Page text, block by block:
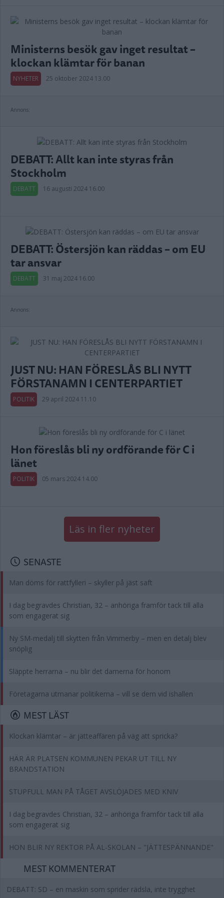
Ministerns besök gav inget resultat –
klockan klämtar för banan
NYHETER 25 oktober 2024 13.00
Annons:
DEBATT: Allt kan inte styras från
Stockholm
DEBATT 16 augusti 2024 16.00
DEBATT: Östersjön kan räddas – om EU
tar ansvar
DEBATT 31 maj 2024 16.00
Annons:
JUST NU: HAN FÖRESLÅS BLI NYTT
FÖRSTANAMN I CENTERPARTIET
POLITIK 29 april 2024 11.10
Hon föreslås bli ny ordförande för C i
länet
POLITIK 05 mars 2024 14.00
Läs in fler nyheter
SENASTE
Man döms för rattfylleri – skyller på jäst saft
I dag begravdes Christian, 32 – anhöriga framför tack till alla
som engagerat sig
Ny SM-medalj till skytten från Vimmerby – men en detalj blev
snöplig
Släppte herrarna – nu blir det damerna för honom
Företagarna utmanar politikerna – vill se dem vid ishallen
MEST LÄST
Klockan klämtar – är jätteaffären på väg att spricka?
HÄR ÄR PLATSEN KOMMUNEN PEKAR UT TILL NY
BRANDSTATION
STUPFULL MAN PÅ TÅGET AVSLÖJADES MED KNIV
I dag begravdes Christian, 32 – anhöriga framför tack till alla
som engagerat sig
HON BLIR NY REKTOR PÅ AL-SKOLAN – "JÄTTESPÄNNANDE"
MEST KOMMENTERAT
DEBATT: SD – en maskin som sprider rädsla, inte trygghet